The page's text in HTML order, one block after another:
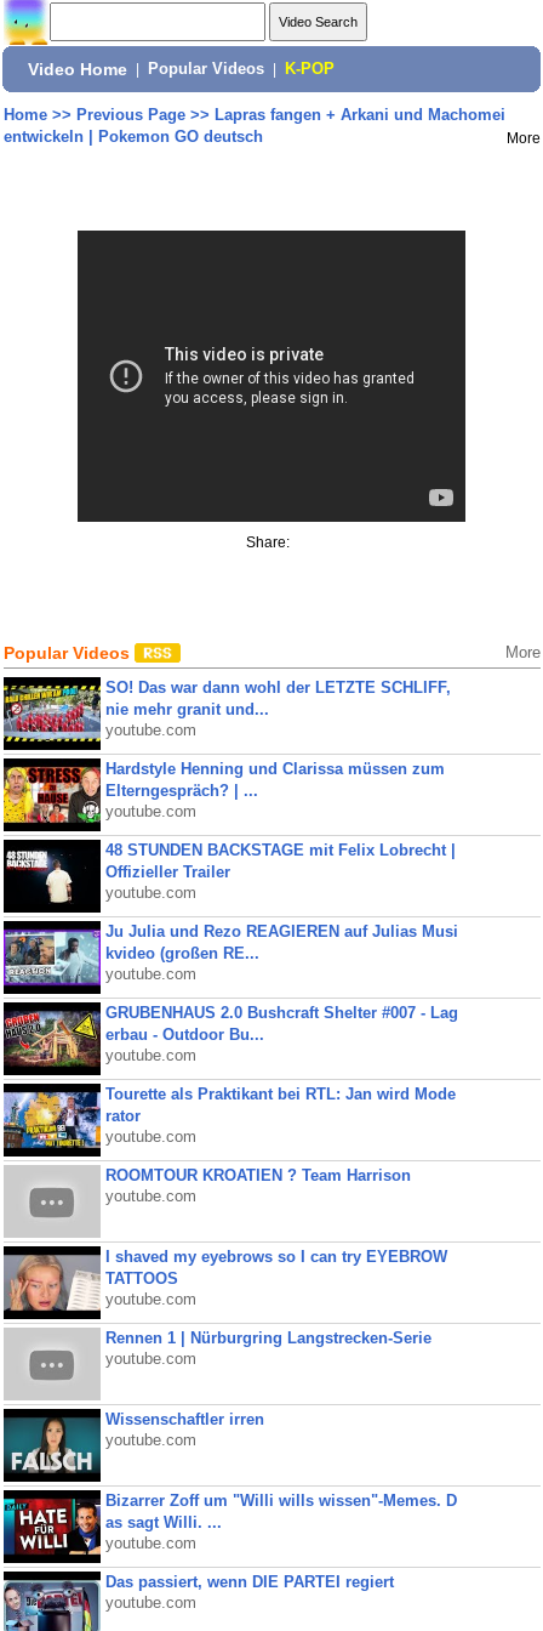
Video Home Popular Videos K-POP
Home>> Previous Page>> Lapras fangen + Arkani und Machomei
entwickeln | Pokemon GO deutsch
More
Share:
Popular Videos More
SO! Das war dann wohl der LETZTE SCHLIFF,
nie mehr granit und...
youtube.com
Hardstyle Henning und Clarissa müssen zum
Elterngespräch? | ...
youtube.com
48 STUNDEN BACKSTAGE mit Felix Lobrecht |
Offizieller Trailer
youtube.com
Ju Julia und Rezo REAGIEREN auf Julias Musi
kvideo (großen RE...
youtube.com
GRUBENHAUS 2.0 Bushcraft Shelter #007 - Lag
erbau - Outdoor Bu...
youtube.com
Tourette als Praktikant bei RTL: Jan wird Mode
rator
youtube.com
ROOMTOUR KROATIEN ? Team Harrison
youtube.com
I shaved my eyebrows so I can try EYEBROW
TATTOOS
youtube.com
Rennen 1 | Nürburgring Langstrecken-Serie
youtube.com
Wissenschaftler irren
youtube.com
Bizarrer Zoff um "Willi wills wissen"-Memes. D
as sagt Willi. ...
youtube.com
Das passiert, wenn DIE PARTEI regiert
youtube.com